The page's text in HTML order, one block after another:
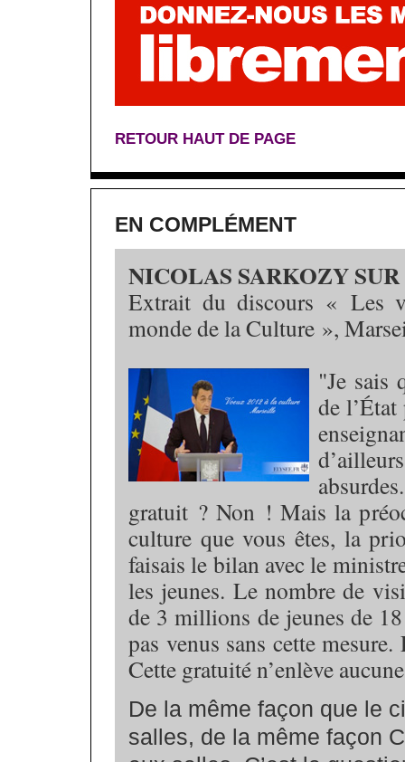
RETOUR HAUT DE PAGE
EN COMPLÉMENT
NICOLAS SARKOZY
Extrait du discours « Les
monde de la Culture »,
"Je sais
de
gratuit ? Non ! Mais la
culture que vous êtes, la
faisais le bilan avec le
les jeunes. Le nombre de
de 3 millions de jeunes de
pas venus sans cette
Cette gratuité n’enlève
De la même façon que le
salles, de la même façon